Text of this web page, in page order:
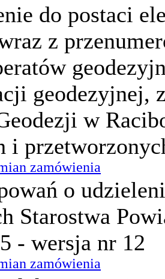
do postaci
z
geodezyjnej,
w
i
zamówienia
o
Starostwa
- wersja nr 12
zamówienia